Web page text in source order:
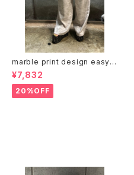
marble print design easy p
ants パンツ イージーパンツ ゴ
ムウエスト マーブル プリント
¥7,832
20%OFF